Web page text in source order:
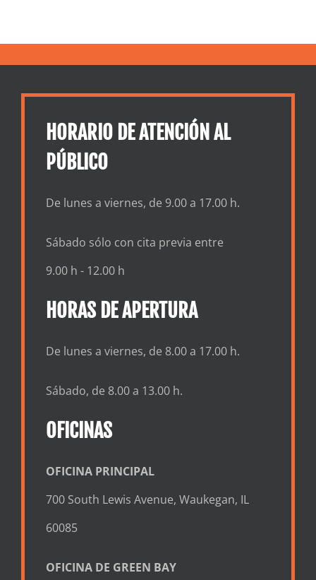
HORARIO DE ATENCIÓN AL
PÚBLICO
De lunes a viernes, de 9.00 a 17.00 h.
Sábado sólo con cita previa entre
9.00 h - 12.00 h
HORAS DE APERTURA
De lunes a viernes, de 8.00 a 17.00 h.
Sábado, de 8.00 a 13.00 h.
OFICINAS
OFICINA PRINCIPAL
700 South Lewis Avenue, Waukegan, IL
60085
OFICINA DE GREEN BAY